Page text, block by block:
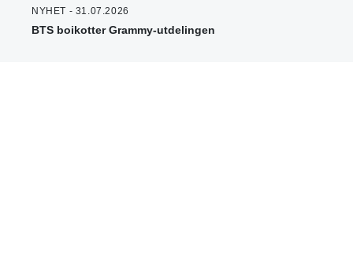
NYHET - 31.07.2026
BTS boikotter Grammy-utdelingen